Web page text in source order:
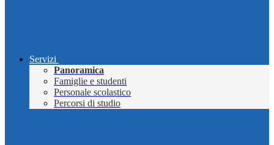
Servizi
Panoramica
Famiglie e studenti
Personale scolastico
Percorsi di studio